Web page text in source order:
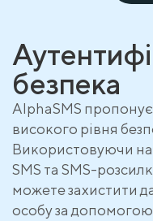
безпека
AlphaSMS
високого рівня
Використовуючи
SMS та SMS-
можете захистити
особу за